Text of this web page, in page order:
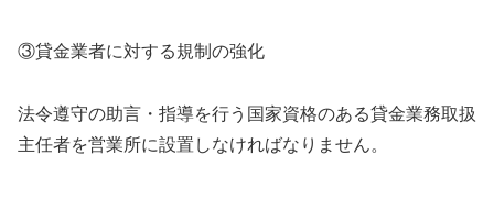
③貸金業者に対する規制の強化
法令遵守の助言・指導を行う国家資格のある貸金業務取扱
主任者を営業所に設置しなければなりません。